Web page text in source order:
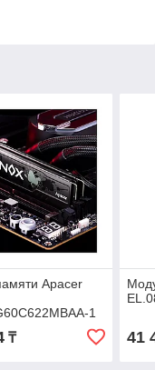
Apacer
1
₸ 41